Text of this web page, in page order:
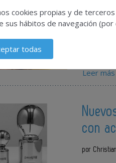
Vocal
Leer más
con
por
cookies propias y de
sus hábitos de navegación
todas